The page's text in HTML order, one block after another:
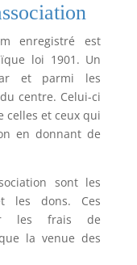
enregistré est
loi 1901. Un
et parmi les
centre. Celui-ci
celles et ceux qui
en donnant de
sont les
les dons. Ces
les frais de
la venue des